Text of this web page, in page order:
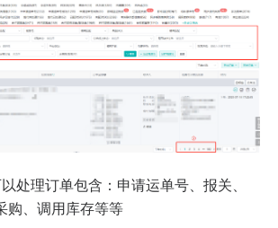
处理订单包含：申请运单号、报关、
购、调用库存等等